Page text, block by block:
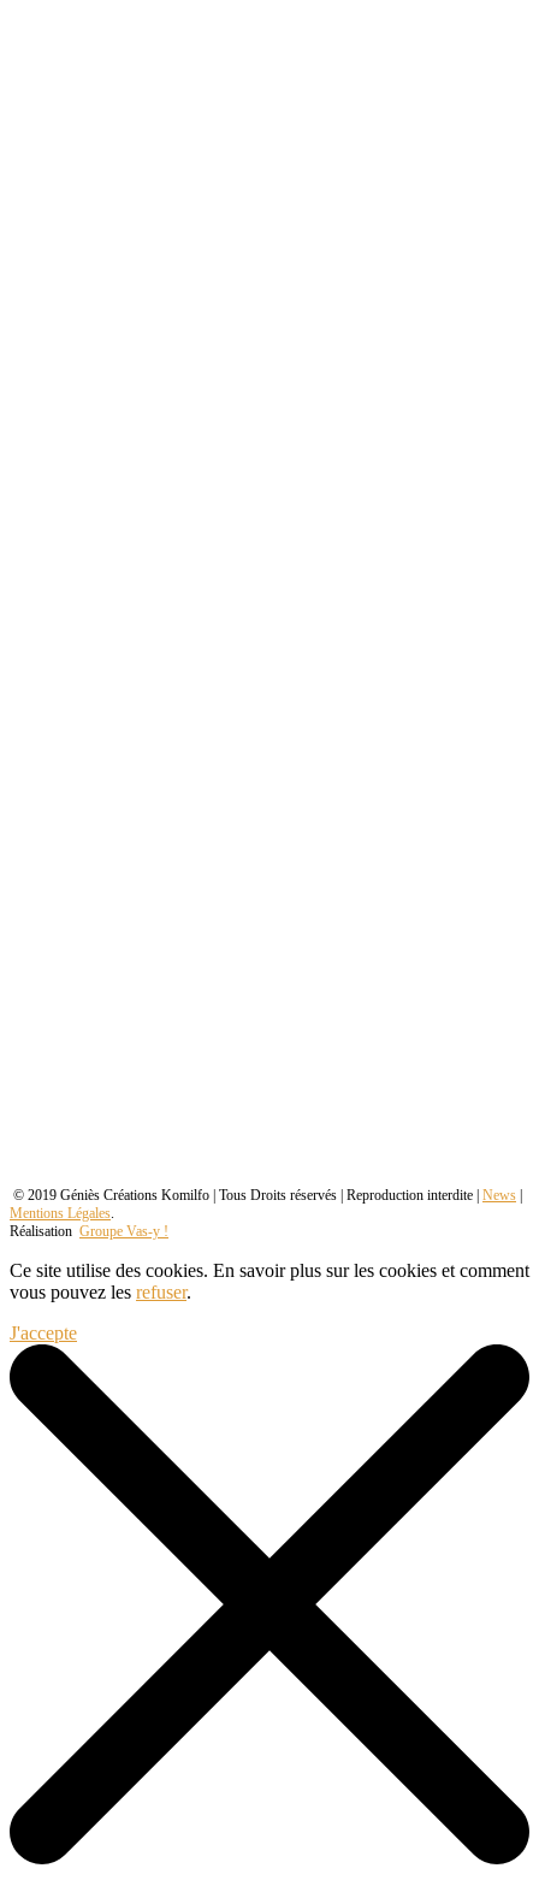
© 2019 Géniès Créations Komilfo | Tous Droits réservés | Reproduction interdite | News |
Mentions Légales
Réalisation Groupe Vas-y !
Ce site utilise des cookies. En savoir plus sur les cookies et comment
vous pouvez les refuser.
J'accepte